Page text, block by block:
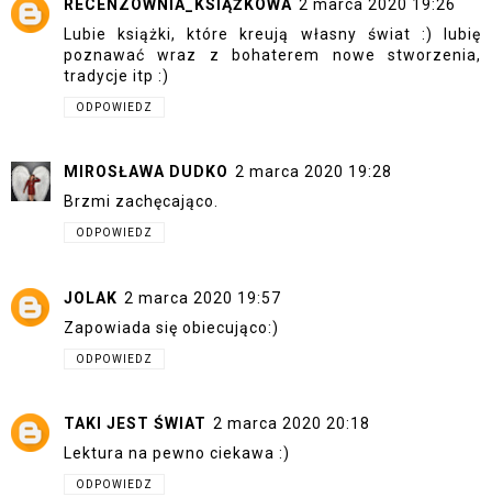
RECENZOWNIA_KSIĄŻKOWA 2 marca 2020 19:26
Lubie książki, które kreują własny świat :) lubię
poznawać wraz z bohaterem nowe stworzenia,
tradycje itp :)
ODPOWIEDZ
MIROSŁAWA DUDKO 2 marca 2020 19:28
Brzmi zachęcająco.
ODPOWIEDZ
JOLAK 2 marca 2020 19:57
Zapowiada się obiecująco:)
ODPOWIEDZ
TAKI JEST ŚWIAT 2 marca 2020 20:18
Lektura na pewno ciekawa :)
ODPOWIEDZ